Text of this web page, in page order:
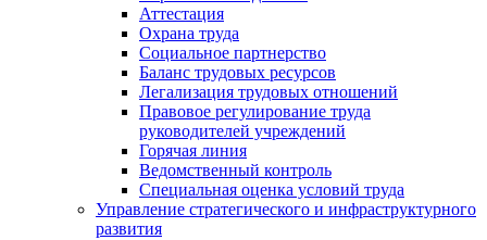
Аттестация
Охрана труда
Социальное партнерство
Баланс трудовых ресурсов
Легализация трудовых отношений
Правовое регулирование труда
руководителей учреждений
Горячая линия
Ведомственный контроль
Специальная оценка условий труда
Управление стратегического и инфраструктурного
развития